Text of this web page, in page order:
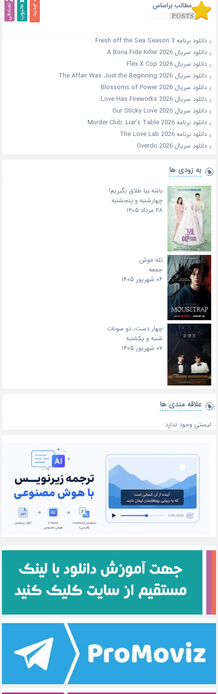
مطالب براساس
دانلود برنامه Fresh off the Sea Season 3
دانلود سریال A Bona Fide Killer 2026
دانلود سریال Flex X Cop 2026
دانلود سریال The Affair Was Just the Beginning 2026
دانلود سریال Blossoms of Power 2026
دانلود سریال Love Has Fireworks 2026
دانلود سریال Our Sticky Love 2026
دانلود برنامه Murder Club: Liar’s Table 2026
دانلود برنامه The Love Lab 2026
دانلود سریال Overdo 2026
به زودی ها
باشه بیا طلاق بگیریم!
چهارشنبه و پنجشنبه
۲۸ مرداد ۱۴۰۵
تله موش
جمعه
۰۶ شهریور ۱۴۰۵
چهار دست، دو سونات
شنبه و یکشنبه
۰۷ شهریور ۱۴۰۵
علاقه‌ مندی ها
لیستی وجود ندارد